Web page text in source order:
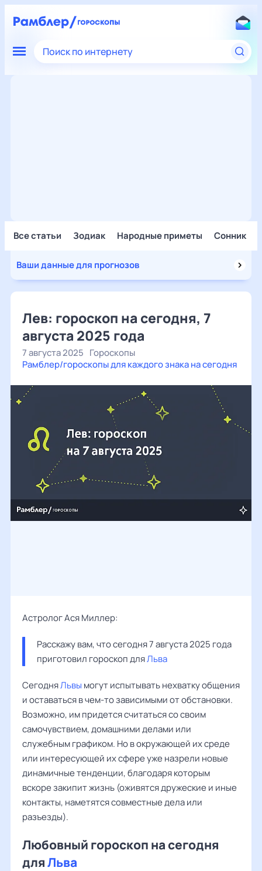
Поиск по интернету
Все статьи Зодиак Народные приметы Сонник
Ваши данные для прогнозов
Лев: гороскоп на сегодня, 7
августа 2025 года
7 августа 2025 Гороскопы
Рамблер/гороскопы для каждого знака на сегодня
Астролог Ася Миллер:
Расскажу вам, что сегодня 7 августа 2025 года
приготовил гороскоп для Льва
СегодняЛьвы могут испытывать нехватку общения
и оставаться в чем-то зависимыми от обстановки.
Возможно, им придется считаться со своим
самочувствием, домашними делами или
служебным графиком. Но в окружающей их среде
или интересующей их сфере уже назрели новые
динамичные тенденции, благодаря которым
вскоре закипит жизнь (оживятся дружеские и иные
контакты, наметятся совместные дела или
разъезды).
Любовный гороскоп на сегодня
дляЛьва